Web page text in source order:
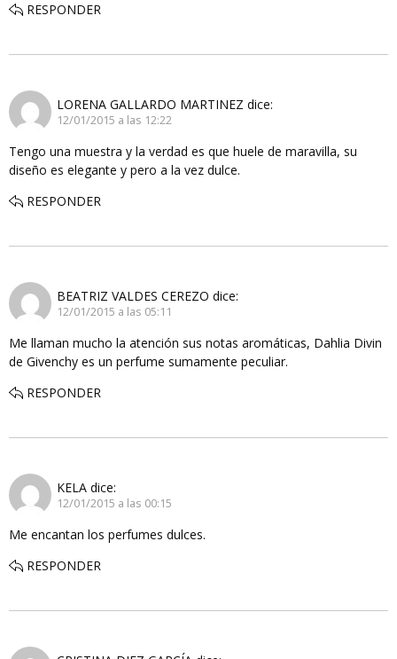
RESPONDER
LORENA GALLARDO MARTINEZ dice:
12/01/2015 a las 12:22
Tengo una muestra y la verdad es que huele de maravilla, su
diseño es elegante y pero a la vez dulce.
RESPONDER
BEATRIZ VALDES CEREZO dice:
12/01/2015 a las 05:11
Me llaman mucho la atención sus notas aromáticas, Dahlia Divin
de Givenchy es un perfume sumamente peculiar.
RESPONDER
KELA dice:
12/01/2015 a las 00:15
Me encantan los perfumes dulces.
RESPONDER